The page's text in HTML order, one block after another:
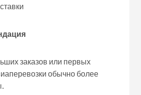
заказов или первых
обычно более